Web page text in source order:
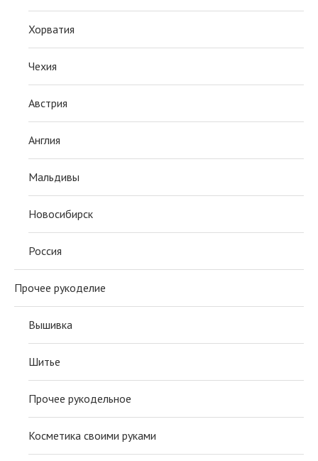
Хорватия
Чехия
Австрия
Англия
Мальдивы
Новосибирск
Россия
Прочее рукоделие
Вышивка
Шитье
Прочее рукодельное
Косметика своими руками